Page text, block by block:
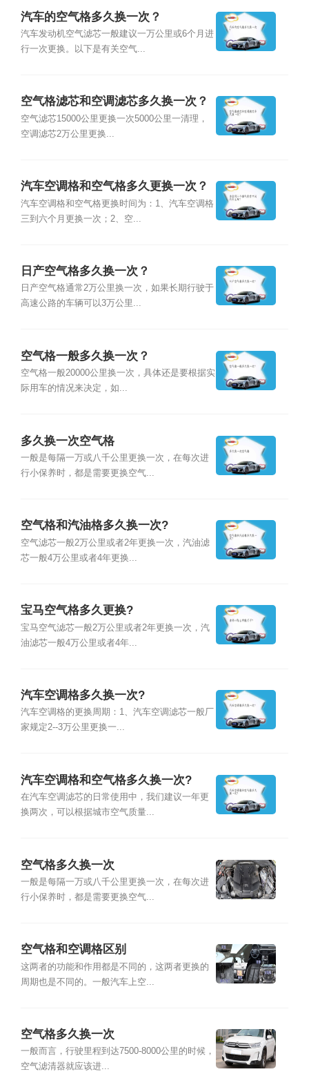
汽车的空气格多久换一次？
汽车发动机空气滤芯一般建议一万公里或6个月进
行一次更换。以下是有关空气...
空气格滤芯和空调滤芯多久换一次？
空气滤芯15000公里更换一次5000公里一清理，
空调滤芯2万公里更换...
汽车空调格和空气格多久更换一次？
汽车空调格和空气格更换时间为：1、汽车空调格
三到六个月更换一次；2、空...
日产空气格多久换一次？
日产空气格通常2万公里换一次，如果长期行驶于
高速公路的车辆可以3万公里...
空气格一般多久换一次？
空气格一般20000公里换一次，具体还是要根据实
际用车的情况来决定，如...
多久换一次空气格
一般是每隔一万或八千公里更换一次，在每次进
行小保养时，都是需要更换空气...
空气格和汽油格多久换一次?
空气滤芯一般2万公里或者2年更换一次，汽油滤
芯一般4万公里或者4年更换...
宝马空气格多久更换?
宝马空气滤芯一般2万公里或者2年更换一次，汽
油滤芯一般4万公里或者4年...
汽车空调格多久换一次?
汽车空调格的更换周期：1、汽车空调滤芯一般厂
家规定2--3万公里更换一...
汽车空调格和空气格多久换一次?
在汽车空调滤芯的日常使用中，我们建议一年更
换两次，可以根据城市空气质量...
空气格多久换一次
一般是每隔一万或八千公里更换一次，在每次进
行小保养时，都是需要更换空气...
空气格和空调格区别
这两者的功能和作用都是不同的，这两者更换的
周期也是不同的。一般汽车上空...
空气格多久换一次
一般而言，行驶里程到达7500-8000公里的时候，
空气滤清器就应该进...